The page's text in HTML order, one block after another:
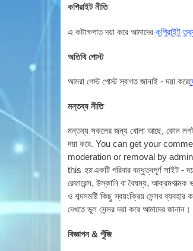
কপিরাইট নীতি
এ কটাক্ষপাত দয়া করে আমাদেরকপিরাইট
অতিথি পোস্ট
আমরা গেস্ট পোস্ট স্বাগত জানাই - দয়া করে
মন্তব্য নীতি
মন্তব্য সকলের জন্য খোলা আছে, কোন
দয়া করে.You can get your
mod­er­a­tion or remov­al by
this হয়একটি পরিবার বন্ধুত্বপূর্ণ সাইট -
রেফারেন্স, উস্কানি বা বৈষম্য,
ও শব্দসমষ্টি কিছু স্বয়ংক্রিয় সেন্সর
দেখতে ভুল সেন্সর দয়া করে আমাদের জানান।
বিজ্ঞাপন & পুঁজি